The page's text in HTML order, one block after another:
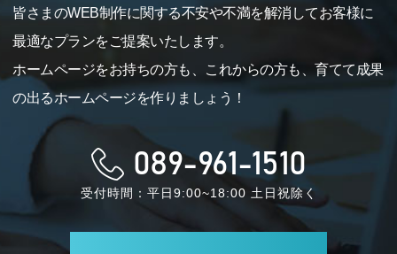
皆さまのWEB制作に関する不安や不満を解消してお客様に
最適なプランをご提案いたします。
ホームページをお持ちの方も、これからの方も、育てて成果
の出るホームページを作りましょう！
089-961-1510
受付時間：平日9:00~18:00 土日祝除く